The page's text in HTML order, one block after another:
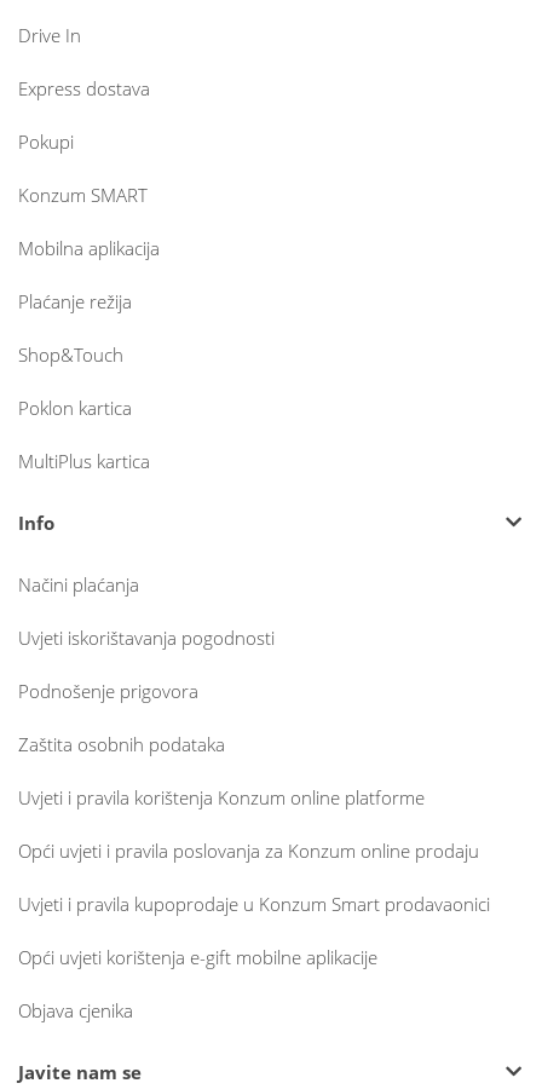
Drive In
Express dostava
Pokupi
Konzum SMART
Mobilna aplikacija
Plaćanje režija
Shop&Touch
Poklon kartica
MultiPlus kartica
Info
Načini plaćanja
Uvjeti iskorištavanja pogodnosti
Podnošenje prigovora
Zaštita osobnih podataka
Uvjeti i pravila korištenja Konzum online platforme
Opći uvjeti i pravila poslovanja za Konzum online prodaju
Uvjeti i pravila kupoprodaje u Konzum Smart prodavaonici
Opći uvjeti korištenja e-gift mobilne aplikacije
Objava cjenika
Javite nam se